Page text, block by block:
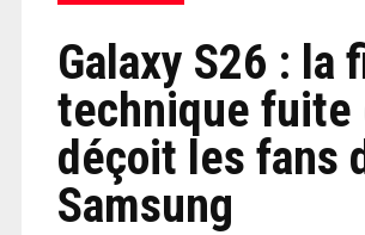
Galaxy S26 : la
technique fuite
déçoit les fans
Samsung